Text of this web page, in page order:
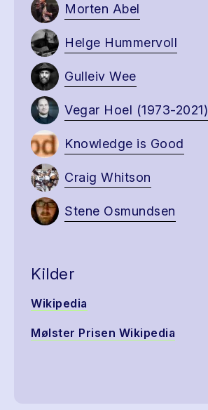
Morten Abel
Helge Hummervoll
Gulleiv Wee
Vegar Hoel (1973-2021)
Knowledge is Good
Craig Whitson
Stene Osmundsen
Kilder
Wikipedia
Mølster Prisen Wikipedia